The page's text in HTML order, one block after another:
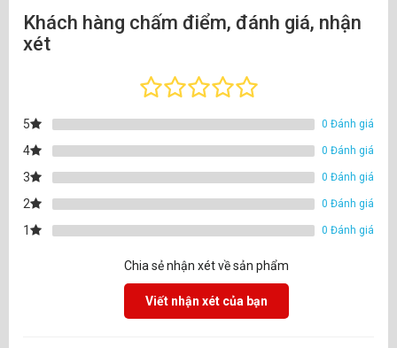
Khách hàng chấm điểm, đánh giá, nhận
xét
5 0 Đánh giá
4 0 Đánh giá
3 0 Đánh giá
2 0 Đánh giá
1 0 Đánh giá
Chia sẻ nhận xét về sản phẩm
Viết nhận xét của bạn